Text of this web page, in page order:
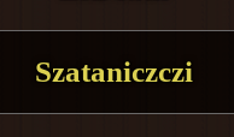
Szataniczczi